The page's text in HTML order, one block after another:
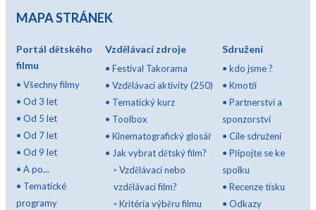
MAPA STRÁNEK
Portál dětského
filmu
• Všechny filmy
• Od 3 let
• Od 5 let
• Od 7 let
• Od 9 let
• A po...
• Tematické
programy
Vzdělávací zdroje
• Festival Takorama
• Vzdělávací aktivity (250)
• Tematický kurz
• Toolbox
• Kinematografický glosář
• Jak vybrat dětský film?
◦ Vzdělávací nebo
vzdělávací film?
◦ Kritéria výběru filmu
Sdružení
•kdo jsme ?
•Kmotři
•Partnerství a
sponzorství
•Cíle sdružení
•Připojte se ke
spolku
•Recenze tisku
•Odkazy